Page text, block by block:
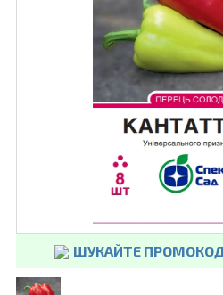
ШУКАЙТЕ ПРОМОКОД